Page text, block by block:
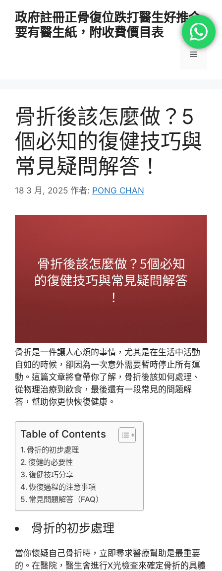
政府註冊正骨復位跌打醫生好推介
要有醫生紙，附收費價目表
選
骨折後該怎麼做？5
個必知的復健技巧與
常見疑問解答！
18 3 月, 2025 作者: PONG CHAN
骨折是一件讓人心煩的事情，尤其是在生活中活動
自如的時候，卻因為一次意外需要暫時停止所有運
動。這篇文章將會帶你了解，骨折後該如何處理、
從物理治療到飲食，最後還有一段常見的問題解
答，幫助你更快恢復健康。
Table of Contents
骨折的初步處理
復健的必要性
復健技巧分享
恢復過程的注意事項
常見問題解答（FAQ）
骨折的初步處理
當你懷疑自己骨折時，立即尋求醫療幫助是最重要
的。在醫院，醫生會進行X光檢查來確定骨折的具體